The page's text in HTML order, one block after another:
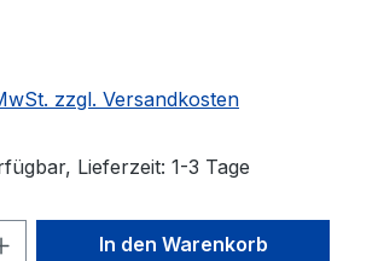
zzgl. Versandkosten
Lieferzeit: 1-3 Tage
Gib den
In den Warenkorb